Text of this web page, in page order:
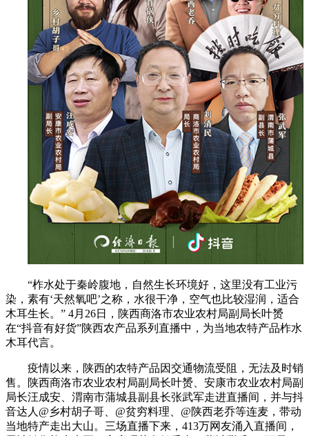
“柞水处于秦岭腹地，自然生长环境好，这里没有工业污
染，素有‘天然氧吧’之称，水很干净，空气也比较湿润，适合
木耳生长。” 4月26日，陕西商洛市农业农村局副局长叶赟
在“抖音有好货”陕西农产品系列直播中，为当地农特产品柞水
木耳代言。
疫情以来，陕西的农特产品因交通物流受阻，无法及时销
售。陕西商洛市农业农村局副局长叶赟、安康市农业农村局副
局长汪成安、渭南市蒲城县副县长张武军走进直播间，并与抖
音达人@乡村胡子哥、@贫穷料理、@陕西老乔等连麦，带动
当地特产走出大山。三场直播下来，413万网友涌入直播间，